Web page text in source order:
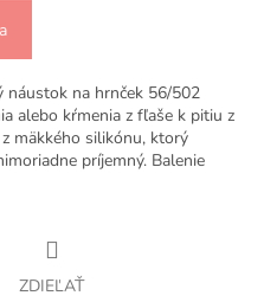
náustok na hrnček 56/502
alebo kŕmenia z fľaše k pitiu z
mäkkého silikónu, ktorý
príjemný. Balenie
ZDIEĽAŤ